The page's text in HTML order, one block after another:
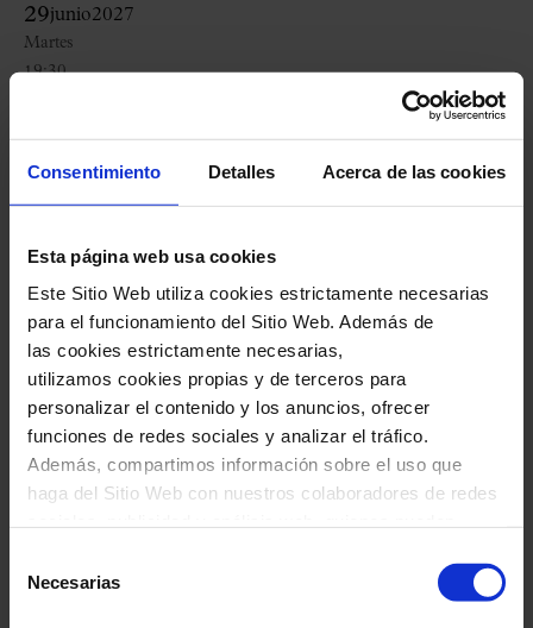
Consentimiento Detalles Acerca de las cookies
Esta página web usa cookies
Este Sitio Web utiliza cookies estrictamente necesarias
para el funcionamiento del Sitio Web. Además de
las cookies estrictamente necesarias,
utilizamos cookies propias y de terceros para
personalizar el contenido y los anuncios, ofrecer
funciones de redes sociales y analizar el tráfico.
Además, compartimos información sobre el uso que
haga del Sitio Web con nuestros colaboradores de redes
proporcionado o que hayan recopilado a través del uso
que haya hecho de sus servicios. En el cuadro inferior
Necesarias
29junio2027
19:30
Martes